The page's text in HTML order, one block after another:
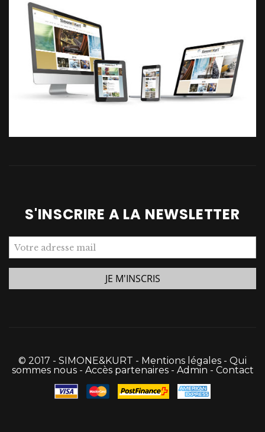
S'INSCRIRE A LA NEWSLETTER
© 2017 - SIMONE&KURT - Mentions légales - Qui
sommes nous- Accès partenaires- Admin - Contact